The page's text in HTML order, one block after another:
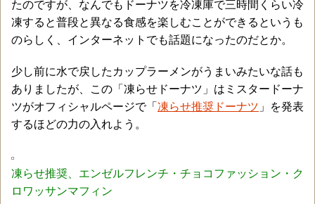
たのですが、なんでもドーナツを冷凍庫で三時間くらい冷
凍すると普段と異なる食感を楽しむことができるというも
のらしく、インターネットでも話題になったのだとか。
少し前に水で戻したカップラーメンがうまいみたいな話も
ありましたが、この「凍らせドーナツ」はミスタードーナ
ツがオフィシャルページで「 凍らせ推奨ドーナツ 」を発表
するほどの力の入れよう。
凍らせ推奨、エンゼルフレンチ・チョコファッション・ク
ロワッサンマフィン